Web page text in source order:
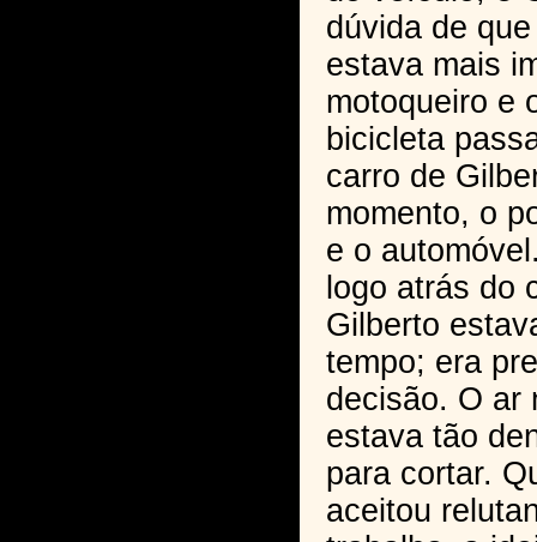
dúvida de
estava mais
motoqueiro e
bicicleta
carro de
momento, o
e o
logo atrás do
Gilberto
tempo; era
decisão. O ar
estava tão
para cortar.
aceitou